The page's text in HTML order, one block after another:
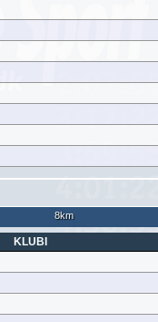
8km
KLUBI